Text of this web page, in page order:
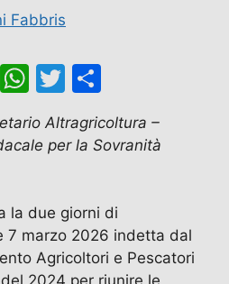
Fabbris
T
W
h
at
p
p
T
itt
o
n
di
Altragricoltura –
per la Sovranità
la due giorni di
7 marzo 2026 indetta dal
Agricoltori e Pescatori
2024 per riunire le